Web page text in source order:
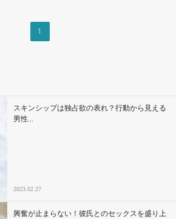
1
スキンシップは独占欲の表れ？行動から見える
男性...
2023.02.27
興奮が止まらない！彼氏とのセックスを盛り上